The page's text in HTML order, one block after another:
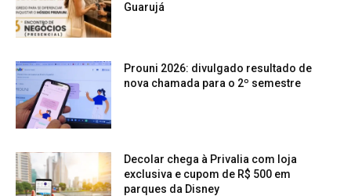
Guarujá
Prouni 2026: divulgado resultado de
nova chamada para o 2º semestre
Decolar chega à Privalia com loja
exclusiva e cupom de R$ 500 em
parques da Disney